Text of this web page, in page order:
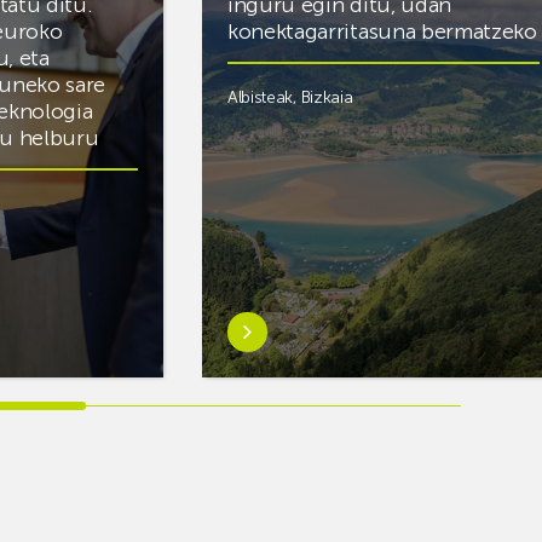
ditu.
eta
sare
helburu
inguru egin ditu, udan
konektagarritasuna bermatzeko
Albisteak, Bizkaia
Ezagutu
gehiago:Euskaltelek
ehun
esku-